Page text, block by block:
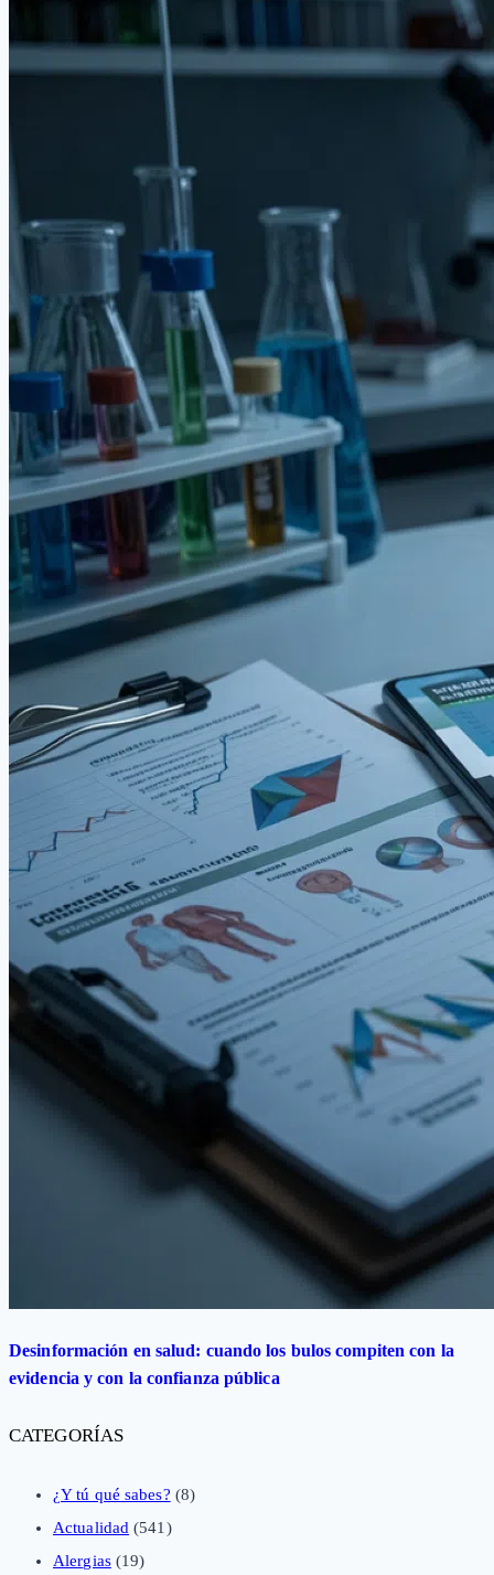
Desinformación en salud: cuando los bulos compiten con la
evidencia y con la confianza pública
CATEGORÍAS
¿Y tú qué sabes? (8)
Actualidad (541)
Alergias(19)